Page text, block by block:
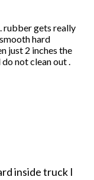
rubber gets really
hard
just 2 inches the
not clean out .
inside truck I